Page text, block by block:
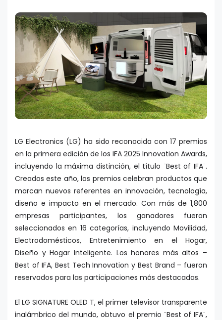
LG Electronics (LG) ha sido reconocida con 17 premios
en la primera edición de los IFA 2025 Innovation Awards,
incluyendo la máxima distinción, el título ¨Best of IFA¨.
Creados este año, los premios celebran productos que
marcan nuevos referentes en innovación, tecnología,
diseño e impacto en el mercado. Con más de 1,800
empresas participantes, los ganadores fueron
seleccionados en 16 categorías, incluyendo Movilidad,
Electrodomésticos, Entretenimiento en el Hogar,
Diseño y Hogar Inteligente. Los honores más altos –
Best of IFA, Best Tech Innovation y Best Brand – fueron
reservados para las participaciones más destacadas.
El LG SIGNATURE OLED T, el primer televisor transparente
inalámbrico del mundo, obtuvo el premio ¨Best of IFA¨,